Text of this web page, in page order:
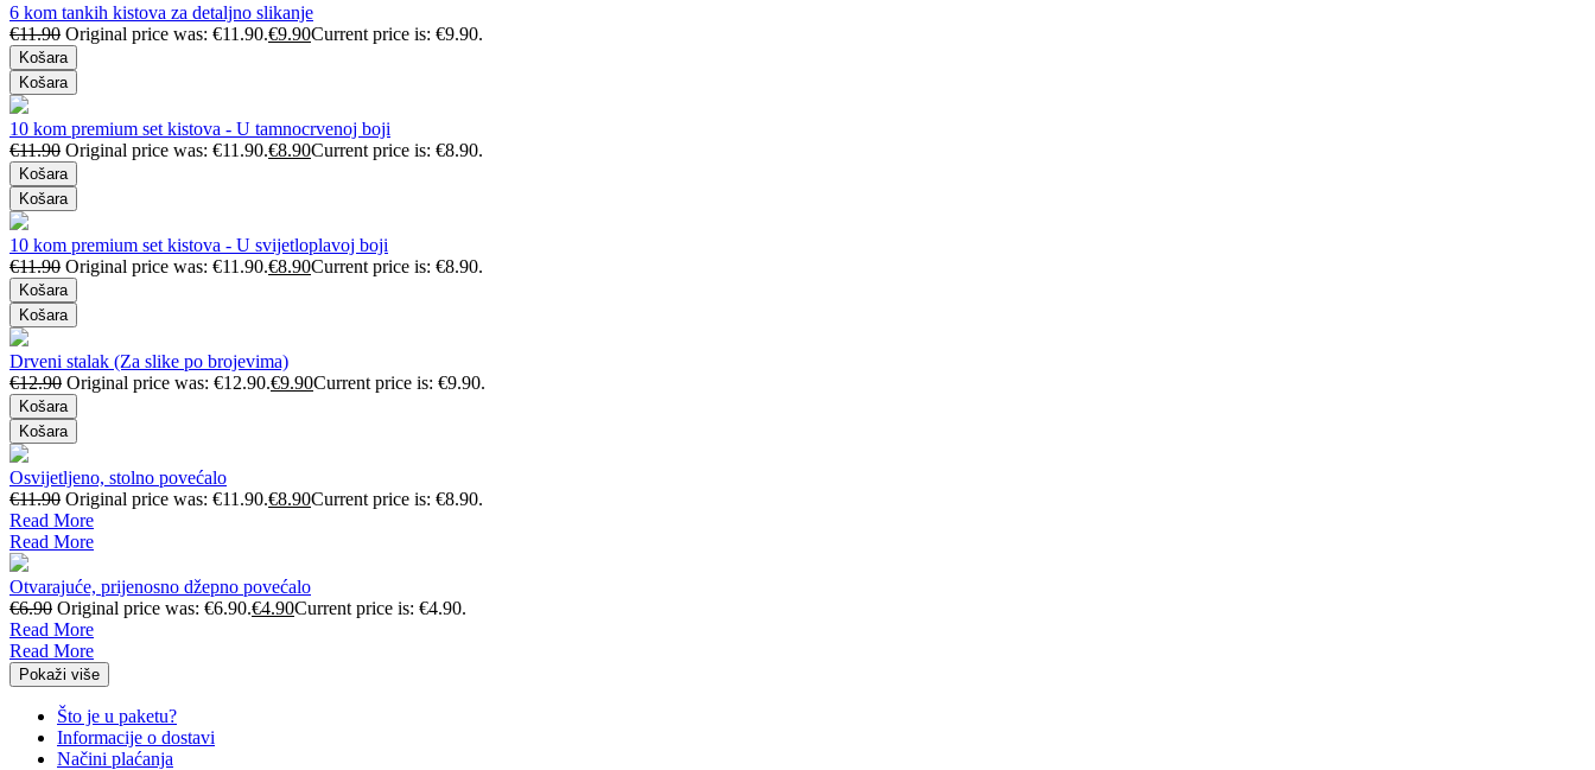
6 kom tankih kistova za detaljno slikanje
€11.90 Original price was: €11.90.€9.90Current price is: €9.90.
Košara
Košara
10 kom premium set kistova - U tamnocrvenoj boji
€11.90 Original price was: €11.90.€8.90Current price is: €8.90.
Košara
Košara
10 kom premium set kistova - U svijetloplavoj boji
€11.90 Original price was: €11.90.€8.90Current price is: €8.90.
Košara
Košara
Drveni stalak (Za slike po brojevima)
€12.90 Original price was: €12.90.€9.90Current price is: €9.90.
Košara
Košara
Osvijetljeno, stolno povećalo
€11.90 Original price was: €11.90.€8.90Current price is: €8.90.
Read More
Read More
Otvarajuće, prijenosno džepno povećalo
€6.90 Original price was: €6.90.€4.90Current price is: €4.90.
Read More
Read More
Pokaži više
Što je u paketu?
Informacije o dostavi
Načini plaćanja